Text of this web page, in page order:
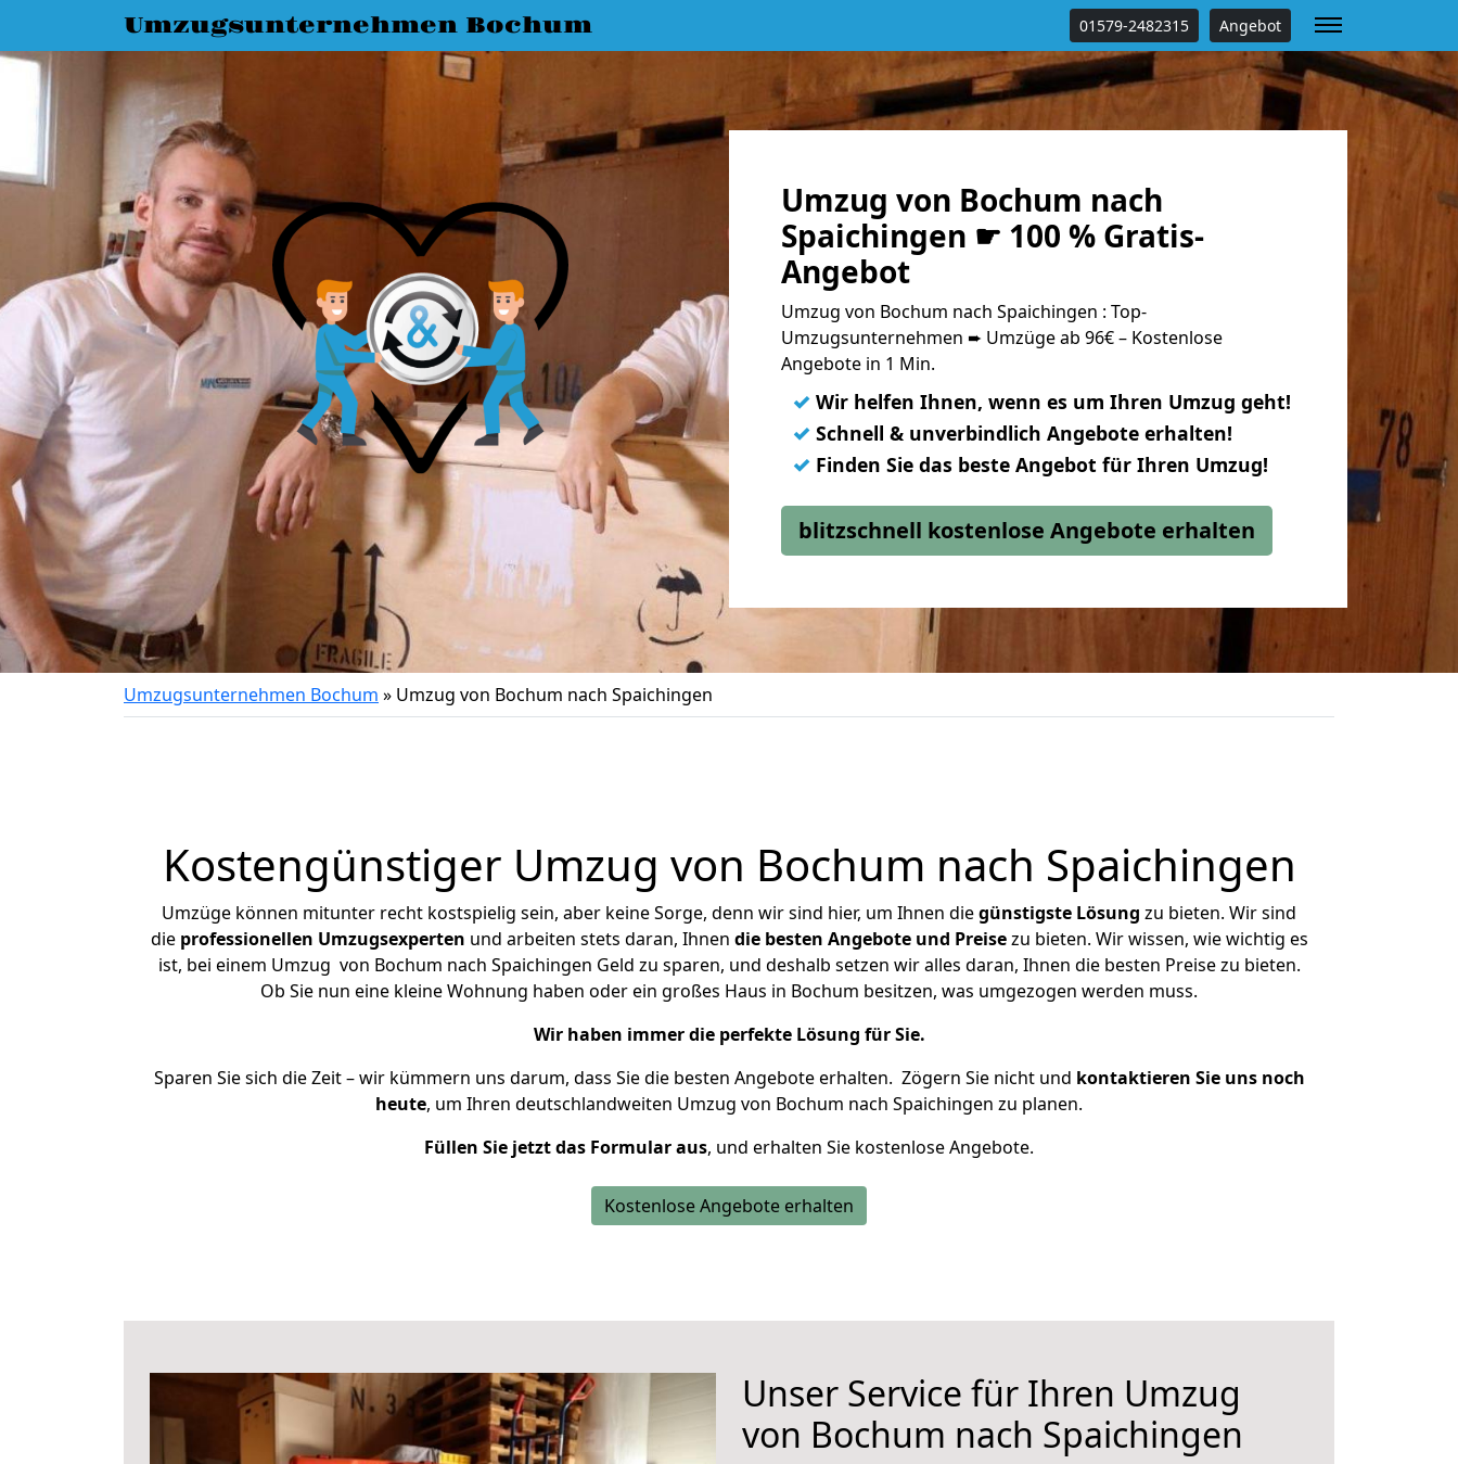
Umzugsunternehmen Bochum 01579-2482315 Angebot
Umzug von Bochum nach
Spaichingen ☛ 100 % Gratis-
Angebot
Umzug von Bochum nach Spaichingen : Top-
Umzugsunternehmen ➨ Umzüge ab 96€ – Kostenlose
Angebote in 1 Min.
✓ Wir helfen Ihnen, wenn es um Ihren Umzug geht!
✓ Schnell & unverbindlich Angebote erhalten!
✓ Finden Sie das beste Angebot für Ihren Umzug!
blitzschnell kostenlose Angebote erhalten
Umzugsunternehmen Bochum » Umzug von Bochum nach Spaichingen
Kostengünstiger Umzug von Bochum nach Spaichingen
Umzüge können mitunter recht kostspielig sein, aber keine Sorge, denn wir sind hier, um Ihnen diegünstigste Lösung zu bieten. Wir sind
die professionellen Umzugsexperten und arbeiten stets daran, Ihnen die besten Angebote und Preisezu bieten. Wir wissen, wie wichtig es
ist, bei einem Umzug von Bochum nach Spaichingen Geld zu sparen, und deshalb setzen wir alles daran, Ihnen die besten Preise zu bieten.
Ob Sie nun eine kleine Wohnung haben oder ein großes Haus in Bochum besitzen, was umgezogen werden muss.
Wir haben immer die perfekte Lösung für Sie.
Sparen Sie sich die Zeit – wir kümmern uns darum, dass Sie die besten Angebote erhalten. Zögern Sie nicht und kontaktieren Sie uns noch
heute, um Ihren deutschlandweiten Umzug von Bochum nach Spaichingen zu planen.
Füllen Sie jetzt das Formular aus, und erhalten Sie kostenlose Angebote.
Kostenlose Angebote erhalten
Unser Service für Ihren Umzug
von Bochum nach Spaichingen